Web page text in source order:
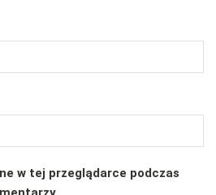
w tej przeglądarce podczas